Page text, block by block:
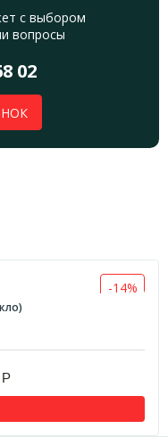
с выбором
вопросы
02
-14%
Р